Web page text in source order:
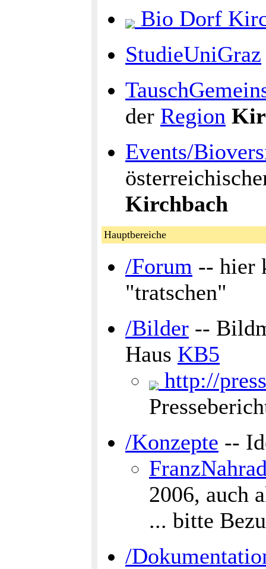
Bio Dorf
StudieUniGraz
der Region
Events/
Kirchbach
Hauptbereiche
/Forum -- hier
"tratschen"
/Bilder --
Haus KB5
http://
/Konzepte --
2006, auch
... bitte
/